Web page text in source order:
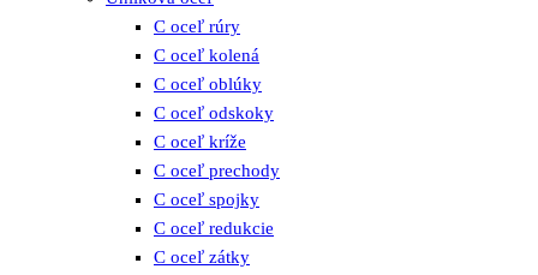
C oceľ rúry
C oceľ kolená
C oceľ oblúky
C oceľ odskoky
C oceľ kríže
C oceľ prechody
C oceľ spojky
C oceľ redukcie
C oceľ zátky